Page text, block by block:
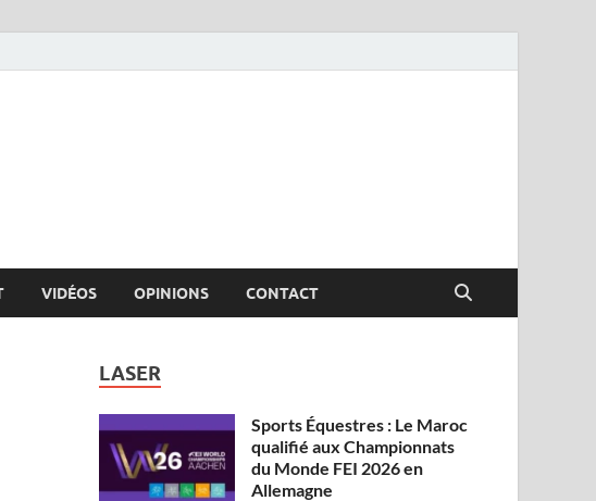
VIDÉOS OPINIONS CONTACT
LASER
Sports Équestres : Le Maroc
qualifié aux Championnats
du Monde FEI 2026 en
Allemagne